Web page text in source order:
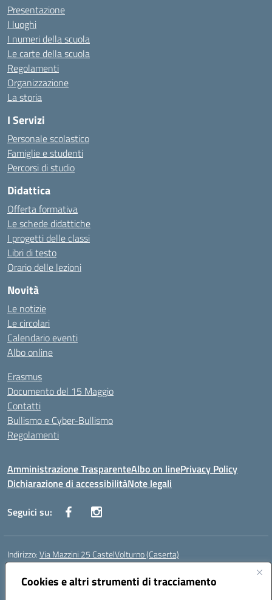
Cookies e altri strumenti di tracciamento
Presentazione
I luoghi
I numeri della scuola
Le carte della scuola
Regolamenti
Organizzazione
La storia
I Servizi
Personale scolastico
Famiglie e studenti
Percorsi di studio
Didattica
Offerta formativa
Le schede didattiche
I progetti delle classi
Libri di testo
Orario delle lezioni
Novità
Le notizie
Le circolari
Calendario eventi
Albo online
Erasmus
Documento del 15 Maggio
Contatti
Bullismo e Cyber-Bullismo
Regolamenti
Amministrazione TrasparenteAlbo on linePrivacy Policy
Dichiarazione di accessibilitàNote legali
Seguici su:
Indirizzo:Via Mazzini 25 CastelVolturno (Caserta)
Centralino:
Posta elettronica certificata (PEC):ceis014005@pec.istruzione.it